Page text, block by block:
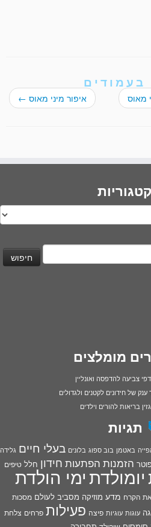
בעמודים
מאוס איפור מיני מאוס ←
קטגוריות
מומלצים
צביעה להדפסה ואונליין
של חידונים לקטנים ולגדולים
בריאות להורים וילדים
תגיות
באטמן בוב ספוג בלונים בעלי חיים גלידה
הזמנות הפתעות חידון חלל טיפים יומולדתימי הולדת
הקרח מדע מוזיקה מסביב לעולם מסכות
עוגות עוגיות פיצה פעילות פרחים צלחת